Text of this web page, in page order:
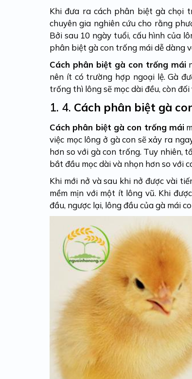
Khi đưa ra cách phân biệt gà chọi
chuyên gia nghiên cứu cho rằng
Bởi sau 10 ngày tuổi, cấu hình của
phân biệt gà con trống mái dễ dàng
Cách phân biệt gà con trống mái
nên ít có trường hợp ngoại lệ. Gà
trống thì lông sẽ mọc dài đều, còn
1. 4. Cách phân biệt gà
Cách phân biệt gà con trống mái
việc mọc lông ở gà con sẽ xảy ra
hơn so với gà con trống. Tuy nhiên,
bắt đầu mọc dài và nhọn hơn so với
Khi mới nở và sau khi nở được vài
mềm mịn với một ít lông vũ. Khi
đầu, ngược lại, lông đầu của gà mái